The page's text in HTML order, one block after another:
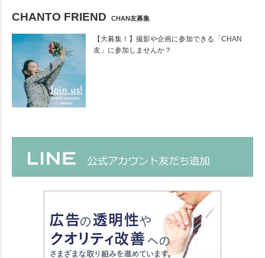
CHANTO FRIEND CHAN友募集
【大募集！】撮影や企画に参加できる「CHAN
友」に参加しませんか？